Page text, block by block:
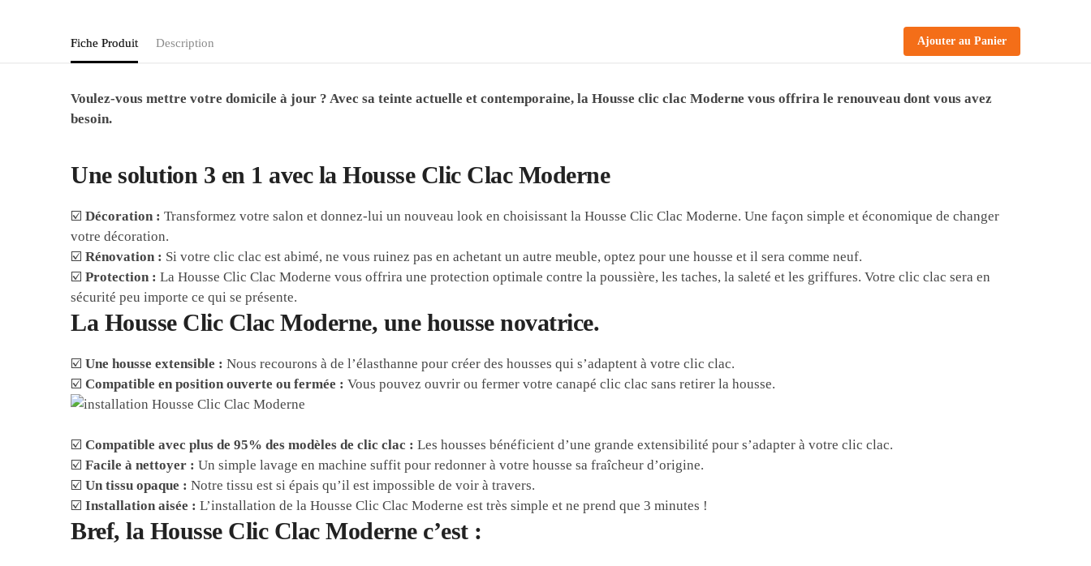
Fiche Produit Description Ajouter au Panier
Voulez-vous mettre votre domicile à jour ? Avec sa teinte actuelle et contemporaine, la Housse clic clac Moderne vous offrira le renouveau dont vous avez
besoin.
Une solution 3 en 1 avec la Housse Clic Clac Moderne
☑️Décoration : Transformez votre salon et donnez-lui un nouveau look en choisissant la Housse Clic Clac Moderne. Une façon simple et économique de changer
votre décoration.
☑️Rénovation : Si votre clic clac est abimé, ne vous ruinez pas en achetant un autre meuble, optez pour une housse et il sera comme neuf.
☑️Protection : La Housse Clic Clac Moderne vous offrira une protection optimale contre la poussière, les taches, la saleté et les griffures. Votre clic clac sera en
sécurité peu importe ce qui se présente.
La Housse Clic Clac Moderne, une housse novatrice.
☑️Une housse extensible : Nous recourons à de l’élasthanne pour créer des housses qui s’adaptent à votre clic clac.
☑️Compatible en position ouverte ou fermée : Vous pouvez ouvrir ou fermer votre canapé clic clac sans retirer la housse.
☑️Compatible avec plus de 95% des modèles de clic clac : Les housses bénéficient d’une grande extensibilité pour s’adapter à votre clic clac.
☑️Facile à nettoyer : Un simple lavage en machine suffit pour redonner à votre housse sa fraîcheur d’origine.
☑️Un tissu opaque : Notre tissu est si épais qu’il est impossible de voir à travers.
☑️Installation aisée : L’installation de la Housse Clic Clac Moderne est très simple et ne prend que 3 minutes !
Bref, la Housse Clic Clac Moderne c’est :